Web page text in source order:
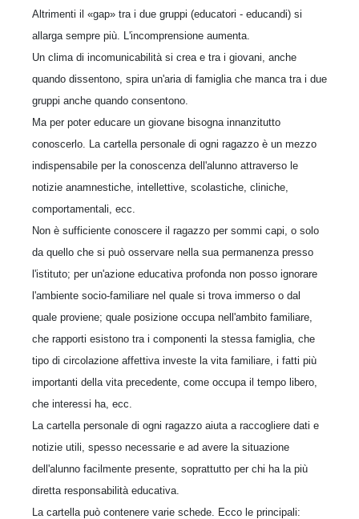
Altrimenti il «gap» tra i due gruppi (educatori - educandi) si
allarga sempre più. L'incomprensione aumenta.
Un clima di incomunicabilità si crea e tra i giovani, anche
quando dissentono, spira un'aria di famiglia che manca tra i due
gruppi anche quando consentono.
Ma per poter educare un giovane bisogna innanzitutto
conoscerlo. La cartella personale di ogni ragazzo è un mezzo
indispensabile per la conoscenza dell'alunno attraverso le
notizie anamnestiche, intellettive, scolastiche, cliniche,
comportamentali, ecc.
Non è sufficiente conoscere il ragazzo per sommi capi, o solo
da quello che si può osservare nella sua permanenza presso
l'istituto; per un'azione educativa profonda non posso ignorare
l'ambiente socio-familiare nel quale si trova immerso o dal
quale proviene; quale posizione occupa nell'ambito familiare,
che rapporti esistono tra i componenti la stessa famiglia, che
tipo di circolazione affettiva investe la vita familiare, i fatti più
importanti della vita precedente, come occupa il tempo libero,
che interessi ha, ecc.
La cartella personale di ogni ragazzo aiuta a raccogliere dati e
notizie utili, spesso necessarie e ad avere la situazione
dell'alunno facilmente presente, soprattutto per chi ha la più
diretta responsabilità educativa.
La cartella può contenere varie schede. Ecco le principali: